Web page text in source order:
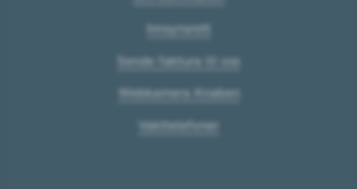
Innsynsrett
Sende faktura til oss
Webkamera Knaben
Vakttelefoner